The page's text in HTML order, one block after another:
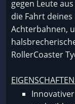
gegen Leute
die Fahrt
Achterbahnen,
RollerCoaster